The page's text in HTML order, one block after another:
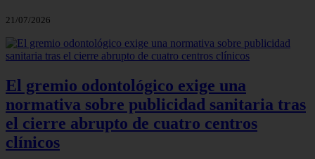
21/07/2026
El gremio odontológico exige una
normativa sobre publicidad sanitaria tras
el cierre abrupto de cuatro centros
clínicos